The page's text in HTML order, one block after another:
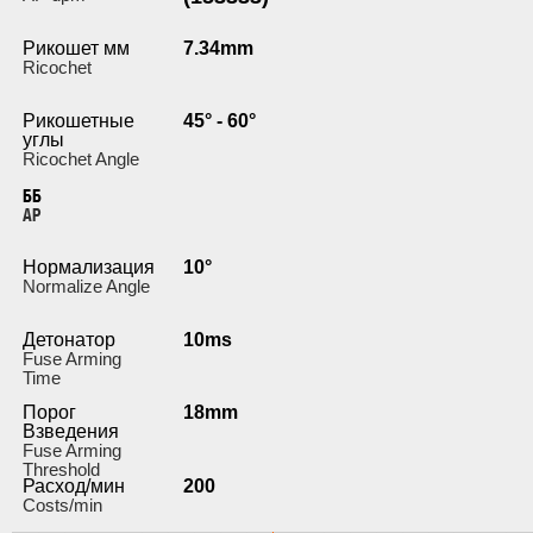
Рикошет мм
Ricochet
7.34mm
Рикошетные
углы
Ricochet Angle
45° - 60°
ББ
AP
Нормализация
Normalize Angle
10°
Детонатор
Fuse Arming
Time
10ms
Порог
Взведения
Fuse Arming
Threshold
18mm
Расход/мин
Costs/min
200